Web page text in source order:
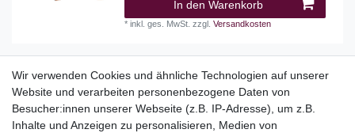
In den Warenkorb
*inkl. ges. MwSt. zzgl.Versandkosten
Top Kategorien
Wir verwenden Cookies und ähnliche Technologien auf unserer
Website und verarbeiten personenbezogene Daten von
Besucher:innen unserer Webseite (z.B. IP-Adresse), um z.B.
Inhalte und Anzeigen zu personalisieren, Medien von